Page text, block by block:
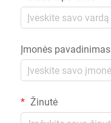
Įmonės pavadinimas
Žinutė